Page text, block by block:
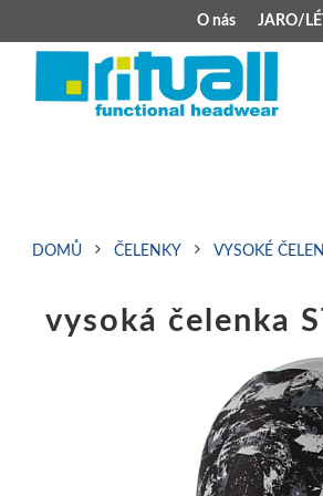
O nás JARO/
Kšiltovky
DOMŮ ČELENKY VYSOKÉ
vysoká čelenka